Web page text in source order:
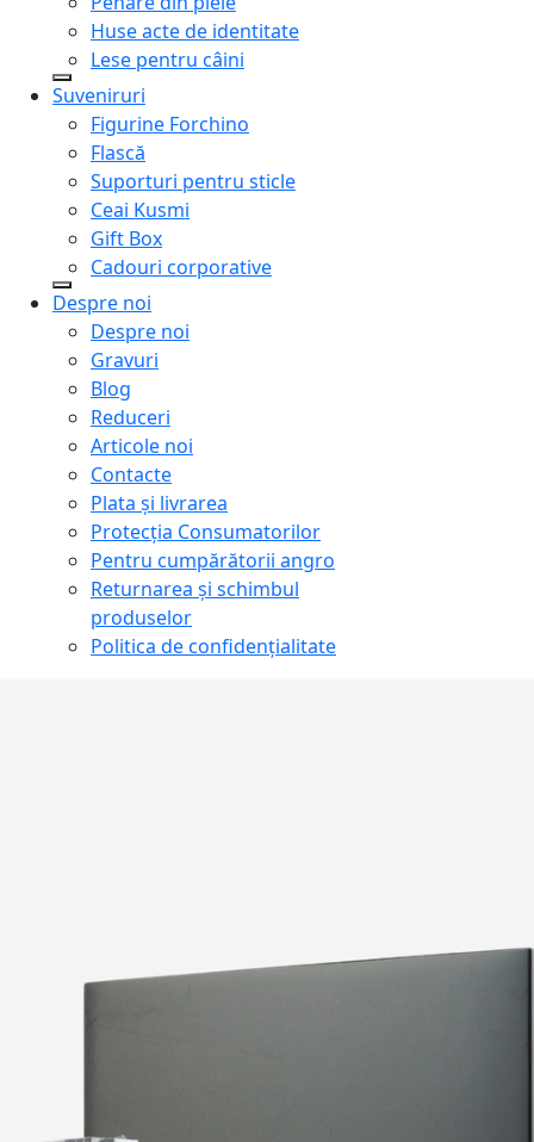
Huse acte de identitate
Lese pentru câini
Suveniruri
Figurine Forchino
Flască
Suporturi pentru sticle
Ceai Kusmi
Gift Box
Cadouri corporative
Despre noi
Despre noi
Gravuri
Blog
Reduceri
Articole noi
Contacte
Plata și livrarea
Protecţia Consumatorilor
Pentru cumpărătorii angro
Returnarea și schimbul
produselor
Politica de confidențialitate